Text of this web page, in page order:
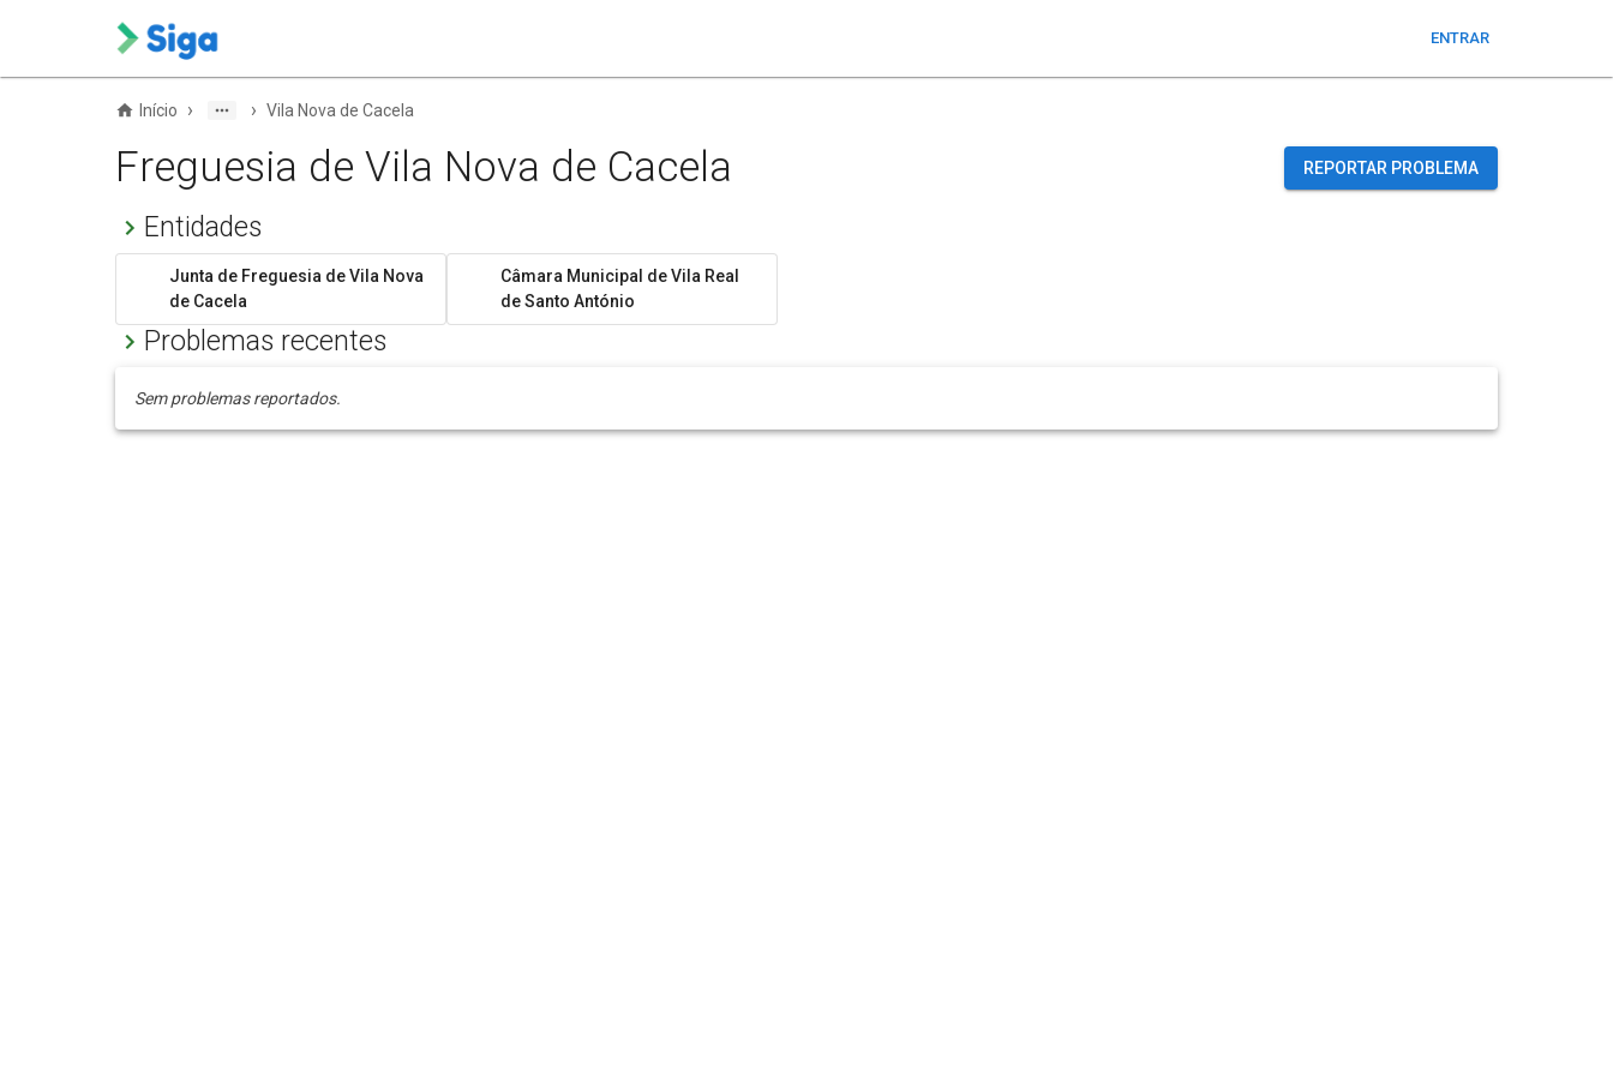
ENTRAR
Início › › Vila Nova de Cacela
Freguesia de Vila Nova de Cacela REPORTAR PROBLEMA
Entidades
Junta de Freguesia de Vila Nova
de Cacela
Câmara Municipal de Vila Real
de Santo António
Problemas recentes
Sem problemas reportados.